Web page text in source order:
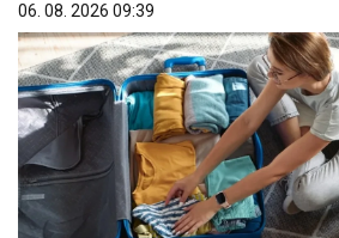
Većina građana izgubi novac pre
letovanje - ovih 7 troškova skoro
15. 07. 2026 07:44